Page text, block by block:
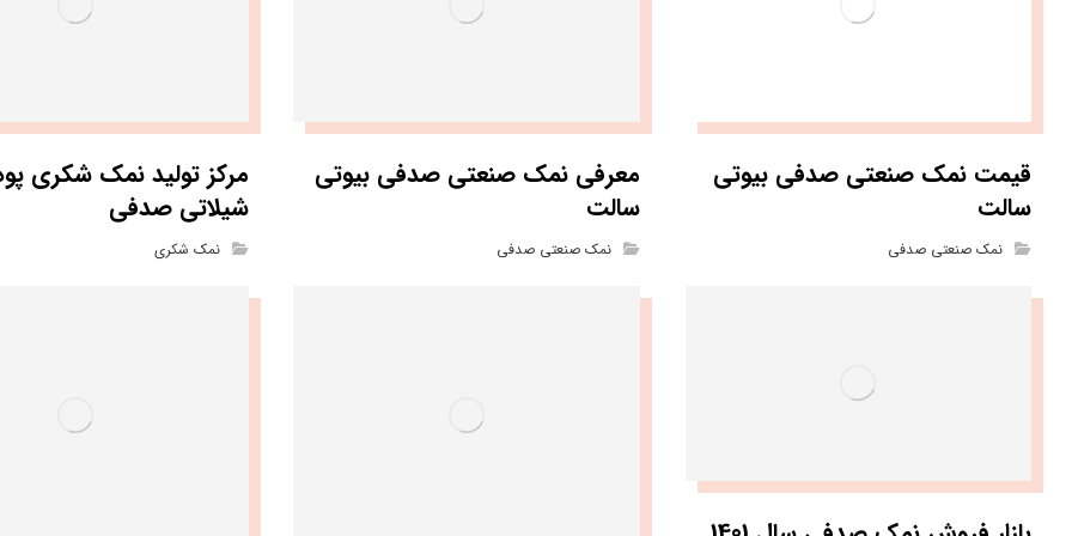
قیمت نمک صنعتی صدفی بیوتی
سالت
نمک صنعتی صدفی
معرفی نمک صنعتی صدفی بیوتی
سالت
نمک صنعتی صدفی
مرکز تولید نمک شکری
شیلاتی صدفی
نمک شکری